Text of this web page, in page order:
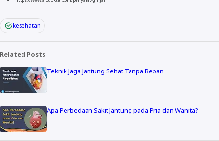
kesehatan
Related Posts
Teknik Jaga Jantung Sehat Tanpa Beban
Apa Perbedaan Sakit Jantung pada Pria dan Wanita?